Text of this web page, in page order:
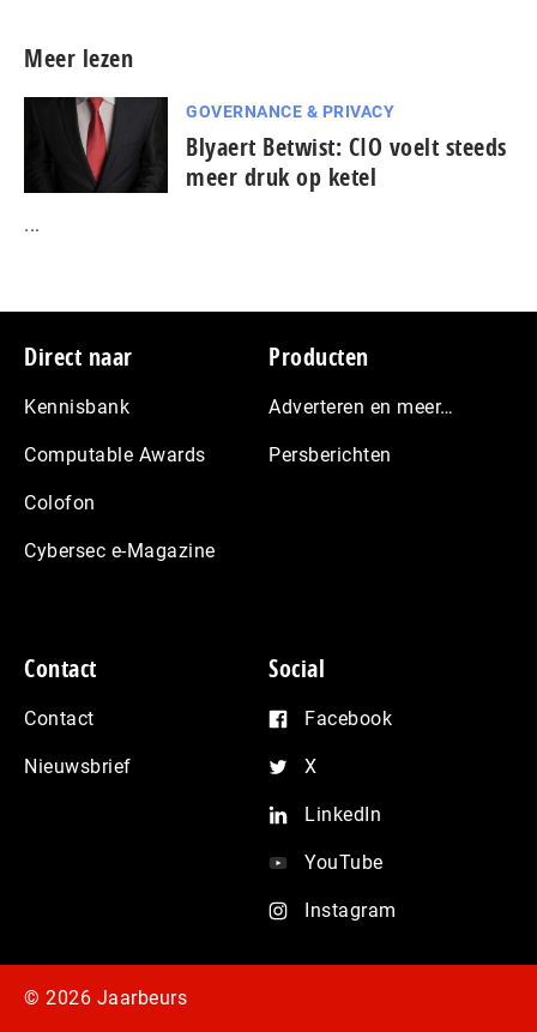
Meer lezen
GOVERNANCE & PRIVACY
Blyaert Betwist: CIO voelt steeds
meer druk op ketel
...
Footer
Direct naar
Kennisbank
Computable Awards
Colofon
Cybersec e-Magazine
Producten
Adverteren en meer…
Persberichten
Contact
Contact
Nieuwsbrief
Social
Facebook
X
LinkedIn
YouTube
Instagram
© 2026 Jaarbeurs